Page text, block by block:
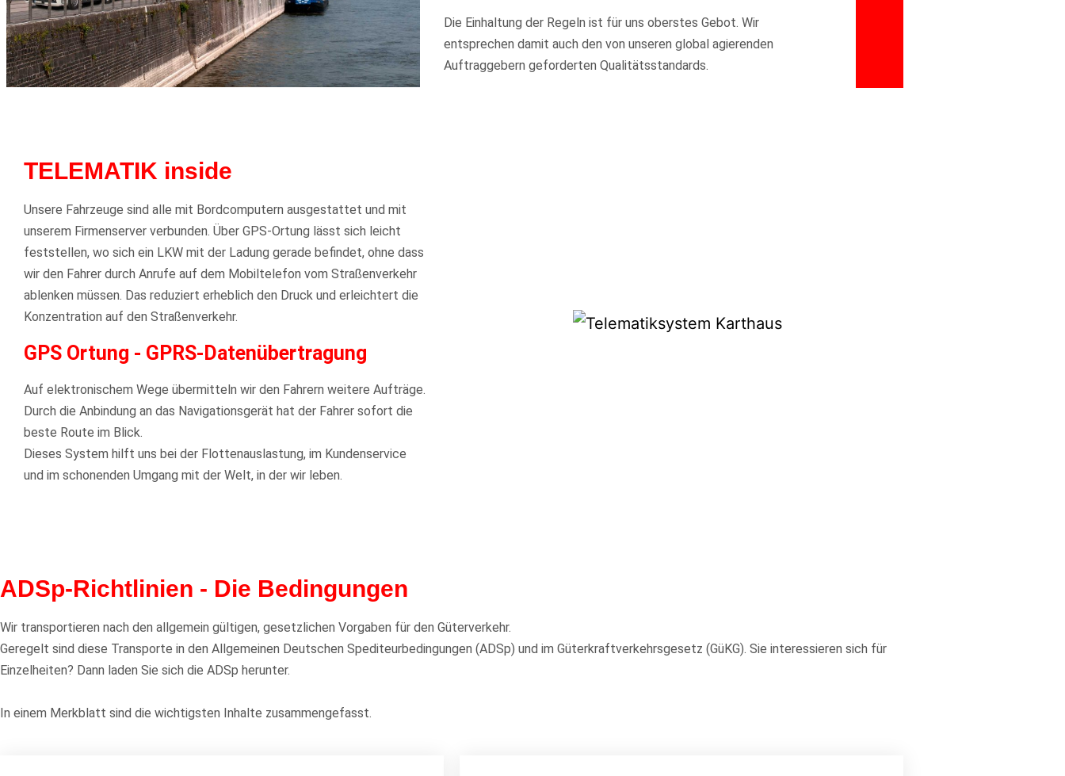
Die Einhaltung der Regeln ist für uns oberstes Gebot. Wir
entsprechen damit auch den von unseren global agierenden
Auftraggebern geforderten Qualitätsstandards.
TELEMATIK inside
Unsere Fahrzeuge sind alle mit Bordcomputern ausgestattet und mit
unserem Firmenserver verbunden. Über GPS-Ortung lässt sich leicht
feststellen, wo sich ein LKW mit der Ladung gerade befindet, ohne dass
wir den Fahrer durch Anrufe auf dem Mobiltelefon vom Straßenverkehr
ablenken müssen. Das reduziert erheblich den Druck und erleichtert die
Konzentration auf den Straßenverkehr.
GPS Ortung - GPRS-Datenübertragung
Auf elektronischem Wege übermitteln wir den Fahrern weitere Aufträge.
Durch die Anbindung an das Navigationsgerät hat der Fahrer sofort die
beste Route im Blick.
Dieses System hilft uns bei der Flottenauslastung, im Kundenservice
und im schonenden Umgang mit der Welt, in der wir leben.
ADSp-Richtlinien - Die Bedingungen
Wir transportieren nach den allgemein gültigen, gesetzlichen Vorgaben für den Güterverkehr.
Geregelt sind diese Transporte in den Allgemeinen Deutschen Spediteurbedingungen (ADSp) und im Güterkraftverkehrsgesetz (GüKG). Sie interessieren sich für
Einzelheiten? Dann laden Sie sich die ADSp herunter.
In einem Merkblatt sind die wichtigsten Inhalte zusammengefasst.